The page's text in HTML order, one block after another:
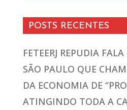
POSTS RECENTES
FETEERJ REPUDIA
SÃO PAULO QUE
DA ECONOMIA DE
ATINGINDO TODA A